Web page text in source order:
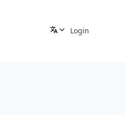
Login